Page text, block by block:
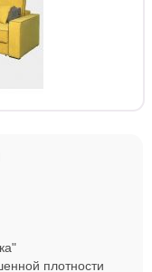
плотности